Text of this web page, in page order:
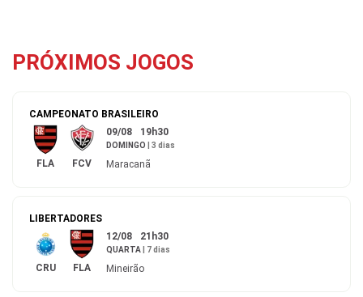
PRÓXIMOS JOGOS
CAMPEONATO BRASILEIRO
FLA FCV
09/08 19h30
DOMINGO 3 dias
Maracanã
LIBERTADORES
CRU FLA
12/08 21h30
QUARTA 7 dias
Mineirão